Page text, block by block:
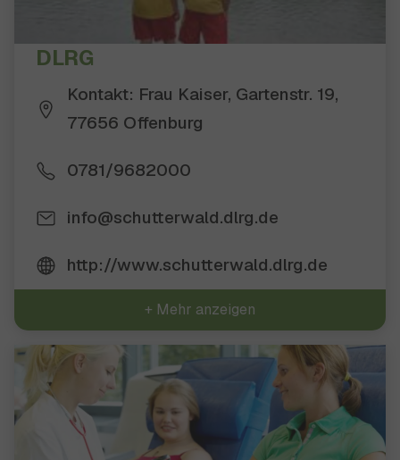
DLRG
Kontakt: Frau Kaiser, Gartenstr. 19,
77656 Offenburg
0781/9682000
info@schutterwald.dlrg.de
http://www.schutterwald.dlrg.de
+ Mehr anzeigen